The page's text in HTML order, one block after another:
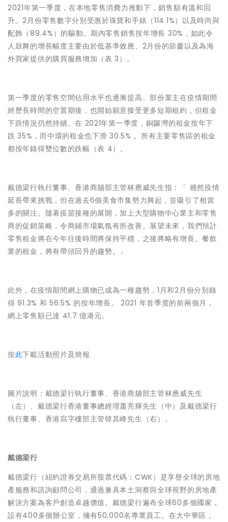
2021年第一季度，在本地零售消費力推動下，銷售額有溫和回
升。2月份零售數字分別受惠於珠寶和手錶（114.1%）以及時尚與
配飾（89.4%）的驅動。期內零售銷售按年增長 30%，如此令
人鼓舞的增長幅度主要由於低基準效應、2月份的節慶以及為海
外買家提供的購買服務增加（表 3）。
第一季度的零售空間佔用水平也逐漸提高。部份業主在疫情期間
經歷長時間的空置期後，也開始願意接受更多短期租約，但租金
下跌情況仍然持續。在 2021年第一季度，銅鑼灣的租金按年下
跌 35%，而中環的租金也下滑 30.5% 。所有主要零售區的租金
都按年錄得雙位數的跌幅（表 4）。
戴德梁行執行董事、香港商舖部主管林應威先生指：「 雖然疫情
延長帶來挑戰，但在過去6個美食市集勢力興起，並吸引了相當
多的關注。隨著疫苗接種的展開，加上大型購物中心業主和零售
商的促銷策略，令商鋪市場氣氛有所改善。展望未來，我們預計
零售租金將在今年往後時間將保持平穩，之後將略有增長。餐飲
業的租金，將有帶頭回升的趨勢。」
此外，在疫情期間網上購物已成為一種趨勢，1月和2月份分別錄
得 91.3% 和 56.5% 的按年增長。 2021 年首季度的前兩個月，
網上零售額已達 41.7 億港元。
按此下載活動照片及簡報
圖片說明：戴德梁行執行董事、香港商舖部主管林應威先生
（左）、戴德梁行香港董事總經理蕭亮輝先生（中）及戴德梁行
執行董事、香港寫字樓部主管韓其峰先生（右）。
戴德梁行
戴德梁行（紐約證券交易所股票代碼：CWK）是享譽全球的房地
產服務和諮詢顧問公司，通過兼具本土洞察與全球視野的房地產
解決方案為客戶創造卓越價值。戴德梁行遍布全球60多個國家，
設有400多個辦公室，擁有50,000名專業員工。在大中華區，